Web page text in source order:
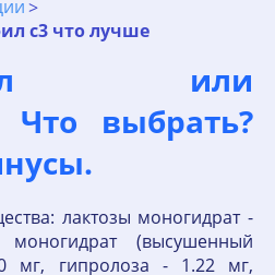
с3 что лучше
или
Что выбрать?
лактозы моногидрат -
(высушенный
мг, гипролоза - 1.22 мг,